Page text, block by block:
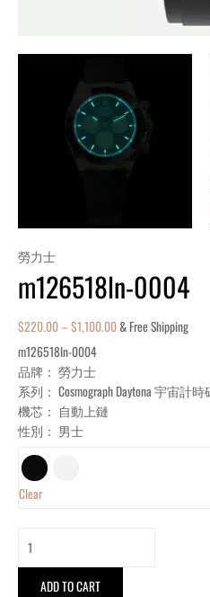
勞力士
m126518ln-0004
$220.00– $1,100.00& Free Shipping
m126518ln-0004
品牌： 勞力士
系列： Cosmograph Daytona 宇宙計
機芯： 自動上鏈
性別： 男士
Clear
m126518ln-
0004
quantity
ADD TO CART